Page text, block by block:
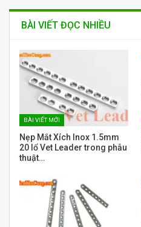
BÀI VIẾT ĐỌC NHIỀU
BÀI VIẾT MỚI
Nẹp Mắt Xích Inox 1.5mm
20 lổ Vet Leader trong phẫu
thuật…